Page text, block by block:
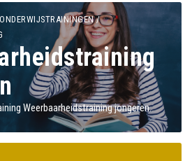
/
Weerbaarheidstraining jongeren.